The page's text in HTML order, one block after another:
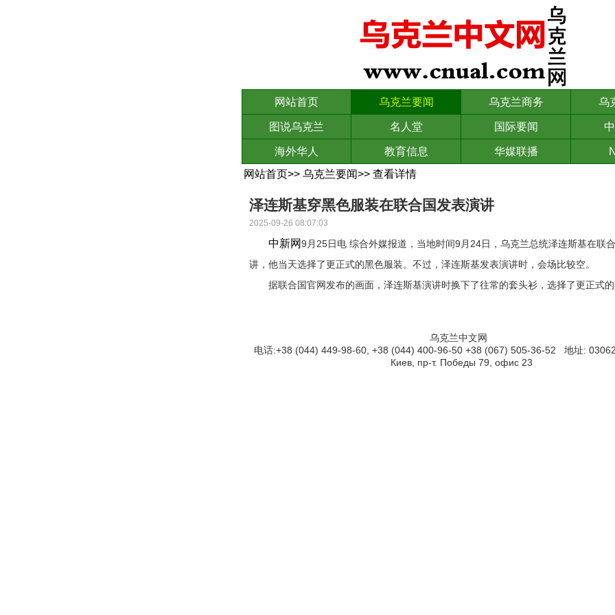
网站首页 乌克兰要闻 乌克兰商务 乌
图说乌克兰 名人堂 国际要闻
海外华人 教育信息 华媒联播
网站首页>> 乌克兰要闻>> 查看详情
泽连斯基穿黑色服装在联合国发表演讲
2025-09-26 08:07:03
中新网9月25日电 综合外媒报道，当地时间9月24日，乌克兰总统泽连斯基在联
讲，他当天选择了更正式的黑色服装。不过，泽连斯基发表演讲时，会场比较空。
据联合国官网发布的画面，泽连斯基演讲时换下了往常的套头衫，选择了更正式的
乌克兰中文网
电话:+38 (044) 449-98-60, +38 (044) 400-96-50 +38 (067) 505-36-52 地址:
Киев, пр-т. Победы 79, офис 23